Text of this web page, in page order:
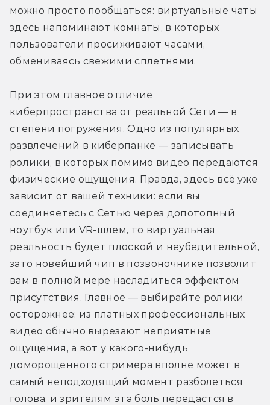
можно просто пообщаться: виртуальные чаты
здесь напоминают комнаты, в которых
пользователи просиживают часами,
обмениваясь свежими сплетнями.
При этом главное отличие
киберпространства от реальной Сети — в
степени погружения. Одно из популярных
развлечений в киберпанке — записывать
ролики, в которых помимо видео передаются
физические ощущения. Правда, здесь всё уже
зависит от вашей техники: если вы
соединяетесь с Сетью через допотопный
ноутбук или VR-шлем, то виртуальная
реальность будет плоской и неубедительной,
зато новейший чип в позвоночнике позволит
вам в полной мере насладиться эффектом
присутствия. Главное — выбирайте ролики
осторожнее: из платных профессиональных
видео обычно вырезают неприятные
ощущения, а вот у какого-нибудь
доморощенного стримера вполне может в
самый неподходящий момент разболеться
голова, и зрителям эта боль передастся в